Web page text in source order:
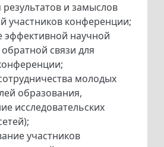
результатов и замыслов
участников конференции;
эффективной научной
связи для
молодых
образования,
исследовательских
участников